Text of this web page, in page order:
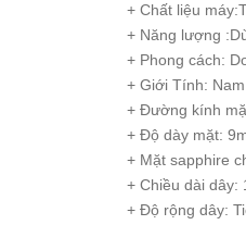
Kemil
Madocy
Marc
Melissa
Michael
Kors
Rivero
+ Chất liệu
+ Năng lượng
+ Phong cách:
+ Giới Tính: Nam
+ Đường kính
+ Độ dày mặt:
+ Mặt sapphire
+ Chiều dài dây:
+ Độ rộng dây: